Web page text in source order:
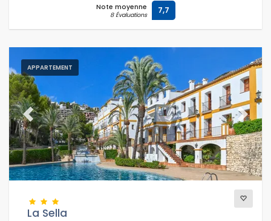
Confort
Services
Vues
Catégories supplémentaires
Note moyenne
8 Évaluations 7,7
APPARTEMENT
Previous Next
La Sella